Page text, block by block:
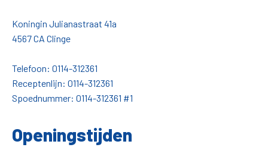
Koningin Julianastraat 41a
4567 CA Clinge
Telefoon: 0114-312361
Receptenlijn: 0114-312361
Spoednummer: 0114-312361 #1
Openingstijden